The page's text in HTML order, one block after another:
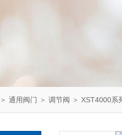
＞ 通用阀门 ＞ 调节阀 ＞ XST4000系